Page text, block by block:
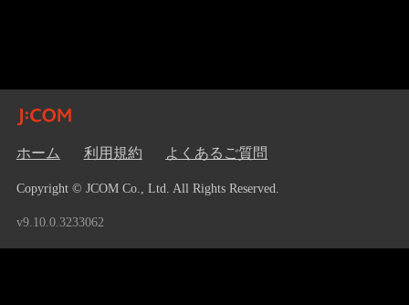
ホーム 利用規約 よくあるご質問
Copyright © JCOM Co., Ltd. All Rights Reserved.
v9.10.0.3233062